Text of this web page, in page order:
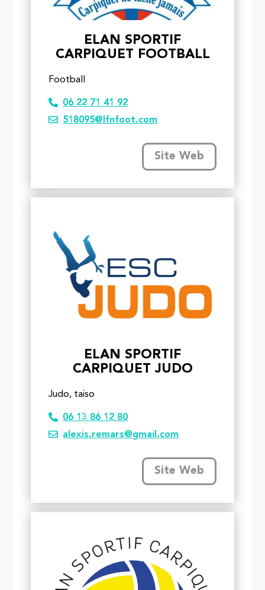
ELAN SPORTIF
CARPIQUET FOOTBALL
Football
06 22 71 41 92
518095@lfnfoot.com
Site Web
ELAN SPORTIF
CARPIQUET JUDO
Judo, taiso
06 13 86 12 80
alexis.remars@gmail.com
Site Web